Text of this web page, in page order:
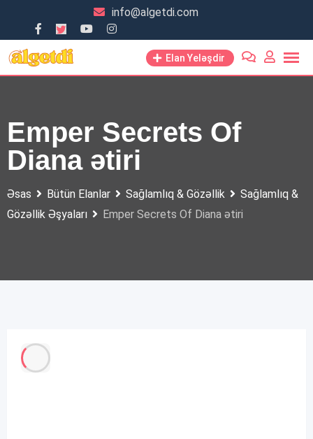
content
info@algetdi.com
Elan Yeləşdir
Emper Secrets Of
Diana ətiri
Əsas Bütün Elanlar Sağlamlıq & Gözəllik
Sağlamlıq &
Gözəllik Əşyaları
Emper Secrets Of Diana ətiri